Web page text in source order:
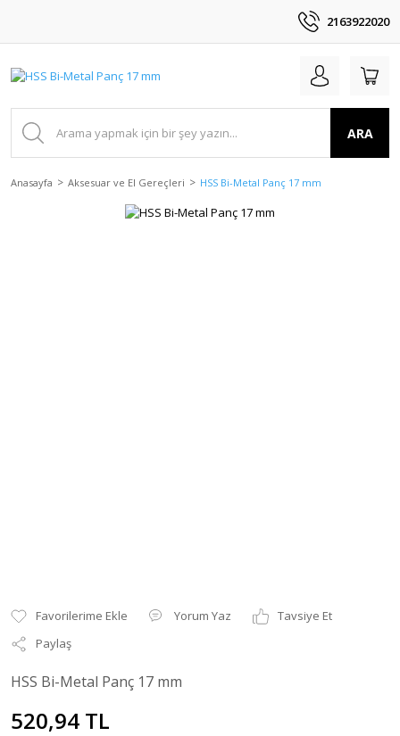
2163922020
ARA
Anasayfa Aksesuar ve El Gereçleri HSS Bi-Metal Panç 17 mm
Yorum Yaz
Tavsiye Et
Paylaş
HSS Bi-Metal Panç 17 mm
520,94 TL